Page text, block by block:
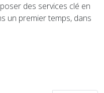
des services clé en
un premier temps, dans